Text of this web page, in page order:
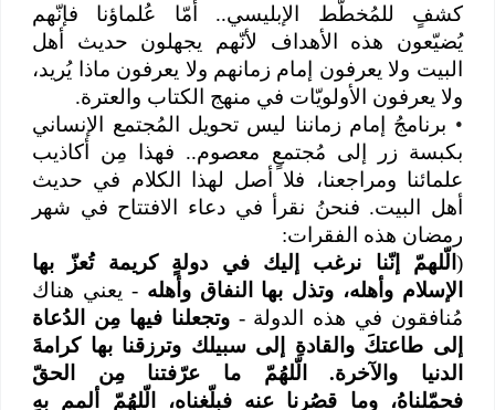
كشفٍ للمُخطّط الإبليسي.. أمّا عُلماؤنا فإنّهم
يُضيّعون هذه الأهداف لأنّهم يجهلون حديث أهل
البيت ولا يعرفون إمام زمانهم ولا يعرفون ماذا يُريد،
ولا يعرفون الأولويّات في منهج الكتاب والعترة.
• برنامجُ إمام زماننا ليس تحويل المُجتمع الإنساني
بكبسة زر إلى مُجتمعٍ معصوم.. فهذا مِن أكاذيب
علمائنا ومراجعنا، فلا أصل لهذا الكلام في حديث
أهل البيت. فنحنُ نقرأ في دعاء الافتتاح في شهر
رمضان هذه الفقرات:
الّلهمّ إنّنا نرغب إليك في دولةٍ كريمة تُعزّ بها
الإسلام وأهله، وتذل بها النفاق وأهله - يعني هناك
مُنافقون في هذه الدولة - وتجعلنا فيها مِن الدُعاة
إلى طاعتكَ والقادةِ إلى سبيلك وترزقنا بها كرامةَ
الدنيا والآخرة. الّلهُمّ ما عرّفتنا مِن الحقّ
فحمّلناهُ، وما قصُرنا عنه فبلّغناه، الّلهُمّ ألمم بهِ